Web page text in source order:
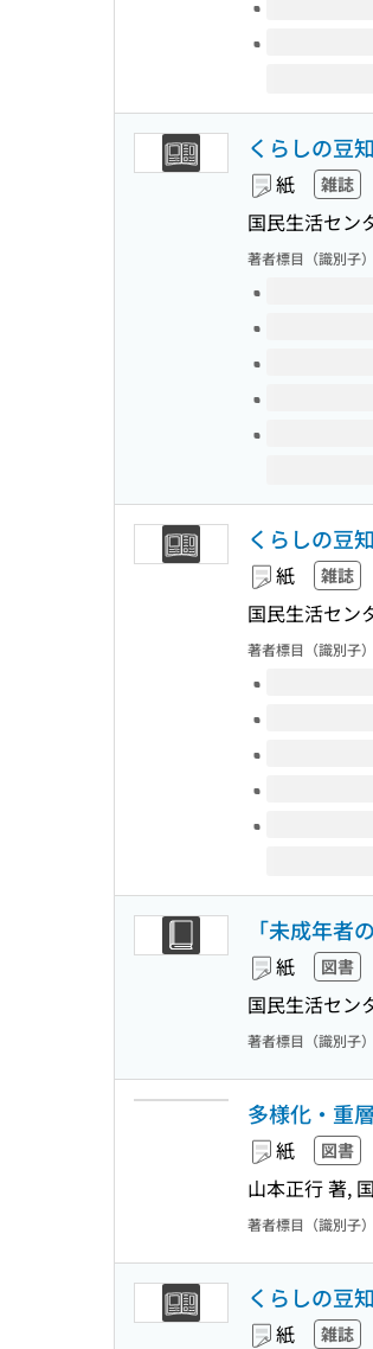
くらしの豆
紙 雑誌
国民生活セン
著者標目（識別子）
このタイトルの巻号
くらしの豆
紙 雑誌
国民生活セン
著者標目（識別子）
このタイトルの巻号
「未成年者
紙 図書
国民生活セン
著者標目（識別子）
多様化・重
紙 図書
山本正行 著,
著者標目（識別子）
くらしの豆
紙 雑誌